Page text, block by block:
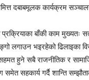
दबाबमूलक कार्यक्रम
प्रक्रियाका बाँकी काम मुख्यतः
लगाउन भइरहेको ढिलाइका
हुने सबै राजनीतिक र
समेत सहकार्य गर्दै शान्ति